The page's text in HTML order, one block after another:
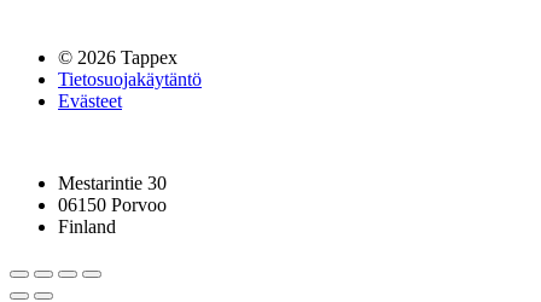
© 2026 Tappex
Tietosuojakäytäntö
Evästeet
Mestarintie 30
06150 Porvoo
Finland